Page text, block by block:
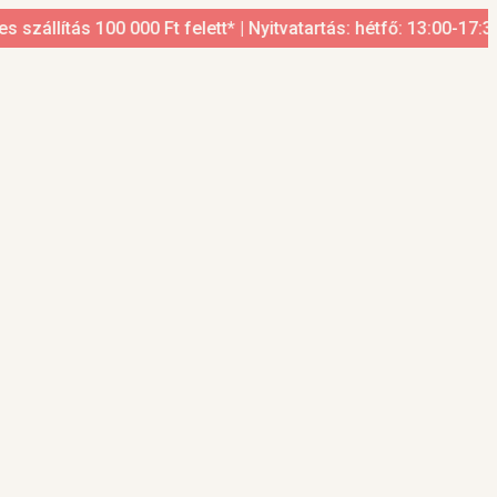
100 000 Ft felett* | Nyitvatartás: hétfő: 13:00-17:30,